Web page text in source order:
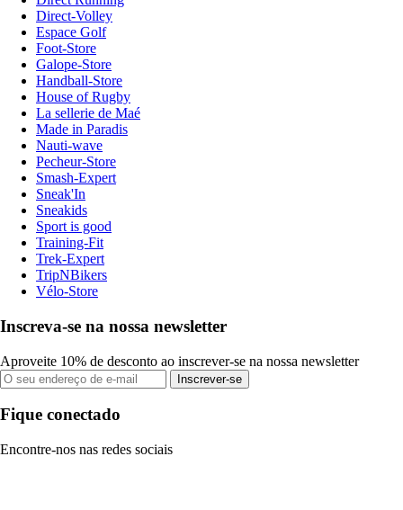
Direct-Volley
Espace Golf
Foot-Store
Galope-Store
Handball-Store
House of Rugby
La sellerie de Maé
Made in Paradis
Nauti-wave
Pecheur-Store
Smash-Expert
Sneak'In
Sneakids
Sport is good
Training-Fit
Trek-Expert
TripNBikers
Vélo-Store
Inscreva-se na nossa newsletter
Aproveite 10% de desconto ao inscrever-se na nossa newsletter
Inscrever-se
Fique conectado
Encontre-nos nas redes sociais